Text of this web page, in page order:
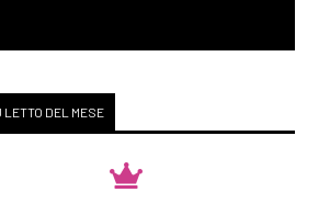
LETTO DEL MESE